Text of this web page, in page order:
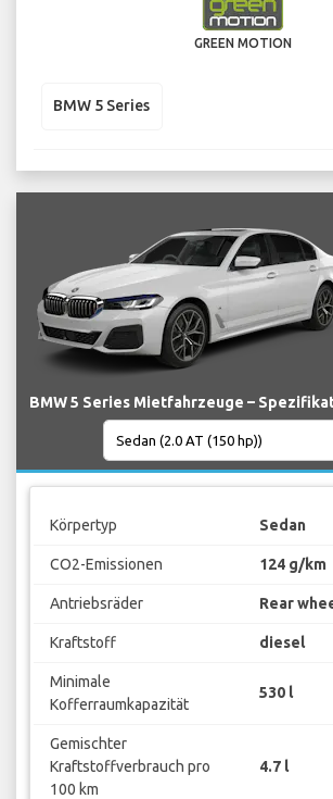
GREEN MOTION
BMW 5 Series
BMW 5 Series Mietfahrzeuge –
Körpertyp Sedan
CO2-Emissionen 124 g/km
Antriebsräder Rear
Kraftstoff diesel
Minimale
Kofferraumkapazität
530 l
Gemischter
Kraftstoffverbrauch pro
100 km
4.7 l